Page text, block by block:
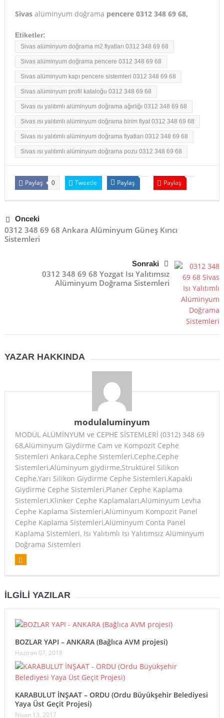
Sivas alüminyum doğrama pencere 0312 348 69 68,
Etiketler:
Sivas alüminyum doğrama m2 fiyatları 0312 348 69 68
Sivas alüminyum doğrama pencere 0312 348 69 68
Sivas alüminyum kapı pencere sistemleri 0312 348 69 68
Sivas alüminyum profil kataloğu 0312 348 69 68
Sivas ısı yalıtımlı alüminyum doğrama ağırlığı 0312 348 69 68
Sivas ısı yalıtımlı alüminyum doğrama birim fiyat 0312 348 69 68
Sivas ısı yalıtımlı alüminyum doğrama fiyatları 0312 348 69 68
Sivas ısı yalıtımlı alüminyum doğrama pozu 0312 348 69 68
Paylaş 0 Tweetle Paylaş Paylaş
Önceki
0312 348 69 68 Ankara Alüminyum Güneş Kırıcı
Sistemleri
Sonraki
0312 348 69 68 Yozgat Isı Yalıtımsız
Alüminyum Doğrama Sistemleri
YAZAR HAKKINDA
modulaluminyum
MODÜL ALÜMİNYUM ve CEPHE SİSTEMLERİ (0312) 348 69
68,Alüminyum Giydirme Cam ve Kompozit Cephe
Sistemleri Ankara,Cephe Sistemleri,Cephe,Cephe
Sistemleri,Alüminyum giydirme,Struktürel Silikon
Cephe,Yarı Silikon Giydirme Cephe Sistemleri,Kapaklı
Giydirme Cephe Sistemleri,Planer Cephe Kaplama
Sistemleri,Klinker Cephe Kaplamaları,Alüminyum Levha
Cephe Kaplama Sistemleri,Alüminyum Kompozit Panel
Cephe Kaplama Sistemleri,Alüminyum Conta Panel
Kaplama Sistemleri, Isı Yalıtımlı Isı Yalıtımsız Alüminyum
Doğrama Sistemleri
İLGILI YAZILAR
BOZLAR YAPI – ANKARA (Bağlıca AVM projesi)
Haziran 07, 2018
KARABULUT İNŞAAT – ORDU (Ordu Büyükşehir Belediyesi
Yaya Üst Geçit Projesi)
Nisan 13, 2017